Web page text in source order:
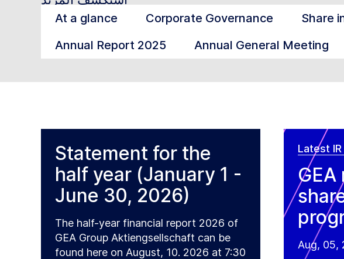
At a glance Corporate Governance Share
Annual Report 2025
Annual General Meeting
Statement for the
half year (January 1 -
June 30, 2026)
The half-year financial report 2026 of
GEA Group Aktiengsellschaft can be
found here on August, 10. 2026 at 7:30
Latest
Aug, 05,